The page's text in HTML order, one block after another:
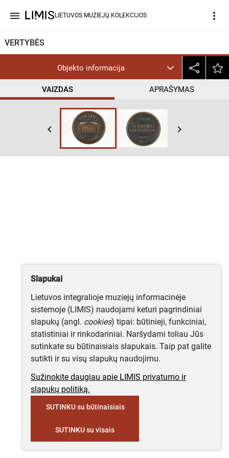
menu LIETUVOS MUZIEJŲ KOLEKCIJOS more_vert
VERTYBĖS
Objekto informacija
VAIZDAS APRAŠYMAS
keyboard_arrow_left keyboard_arrow_right
Slapukai
Lietuvos integralioje muziejų informacinėje
sistemoje (LIMIS) naudojami keturi pagrindiniai
slapukų (angl. cookies) tipai: būtinieji, funkciniai,
statistiniai ir rinkodariniai. Naršydami toliau Jūs
sutinkate su būtinaisiais slapukais. Taip pat galite
sutikti ir su visų slapukų naudojimu.
Sužinokite daugiau apie LIMIS privatumo ir
slapukų politiką.
SUTINKU su būtinaisiais
SUTINKU su visais